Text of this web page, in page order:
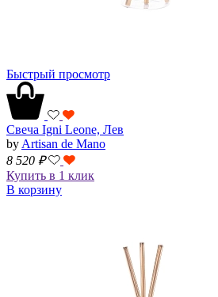
Быстрый просмотр
Свеча Igni Leone, Лев
by Artisan de Mano
8 520 ₽
Купить в 1 клик
В корзину